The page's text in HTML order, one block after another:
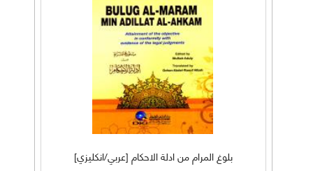
بلوغ المرام من ادلة الاحكام [عربي/انكليزي]